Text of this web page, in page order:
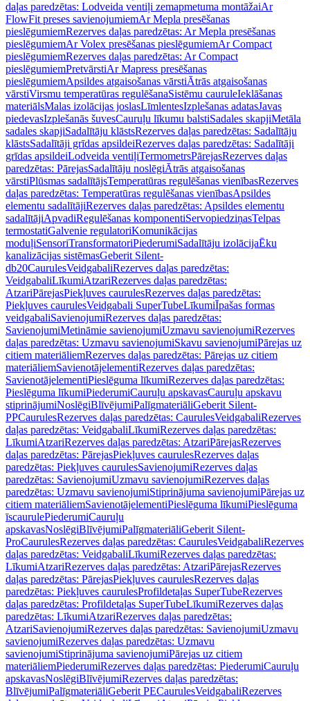
daļas paredzētas: Lodveida ventiļi zemapmetuma montāžaiAr
FlowFit preses savienojumiemAr Mepla presēšanas
pieslēgumiemRezerves daļas paredzētas: Ar Mepla presēšanas
pieslēgumiemAr Volex presēšanas pieslēgumiemAr Compact
pieslēgumiemRezerves daļas paredzētas: Ar Compact
pieslēgumiemPretvārstiAr Mapress presēšanas
pieslēgumiemApsildes atgaisošanas vārstiĀtrās atgaisošanas
vārstiVirsmu temperatūras regulēšanaSistēmu cauruleIeklāšanas
materiālsMalas izolācijas joslasLīmlentesIzplešanas adatasJavas
piedevasIzplešanās šuvesCauruļu līkumu balstiSadales skapjiMetāla
sadales skapjiSadalītāju klāstsRezerves daļas paredzētas: Sadalītāju
klāstsSadalītāji grīdas apsildeiRezerves daļas paredzētas: Sadalītāji
grīdas apsildeiLodveida ventiļiTermometrsPārejasRezerves daļas
paredzētas: PārejasSadalītāju noslēgiĀtrās atgaisošanas
vārstiPlūsmas sadalītājsTemperatūras regulēšanas vienībasRezerves
daļas paredzētas: Temperatūras regulēšanas vienībasApsildes
elementu sadalītājiRezerves daļas paredzētas: Apsildes elementu
sadalītājiApvadiRegulēšanas komponentiServopiedziņasTelpas
termostatiGalvenie regulatoriKomunikācijas
moduļiSensoriTransformatoriPiederumiSadalītāju izolācijaĒku
kanalizācijas sistēmasGeberit Silent-
db20CaurulesVeidgabaliRezerves daļas paredzētas:
VeidgabaliLīkumiAtzariRezerves daļas paredzētas:
AtzariPārejasPiekļuves caurulesRezerves daļas paredzētas:
Piekļuves caurulesVeidgabali SuperTubeLīkumiĪpašas formas
veidgabaliSavienojumiRezerves daļas paredzētas:
SavienojumiMetināmie savienojumiUzmavu savienojumiRezerves
daļas paredzētas: Uzmavu savienojumiSkavu savienojumiPārejas uz
citiem materiāliemRezerves daļas paredzētas: Pārejas uz citiem
materiāliemSavienotājelementiRezerves daļas paredzētas:
SavienotājelementiPieslēguma līkumiRezerves daļas paredzētas:
Pieslēguma līkumiPiederumiCauruļu apskavasCauruļu apskavu
stiprinājumiNoslēgiBlīvējumiPalīgmateriāliGeberit Silent-
PPCaurulesRezerves daļas paredzētas: CaurulesVeidgabaliRezerves
daļas paredzētas: VeidgabaliLīkumiRezerves daļas paredzētas:
LīkumiAtzariRezerves daļas paredzētas: AtzariPārejasRezerves
daļas paredzētas: PārejasPiekļuves caurulesRezerves daļas
paredzētas: Piekļuves caurulesSavienojumiRezerves daļas
paredzētas: SavienojumiUzmavu savienojumiRezerves daļas
paredzētas: Uzmavu savienojumiStiprinājuma savienojumiPārejas uz
citiem materiāliemSavienotājelementiPieslēguma līkumiPieslēguma
īscaurulePiederumiCauruļu
apskavasNoslēgiBlīvējumiPalīgmateriāliGeberit Silent-
ProCaurulesRezerves daļas paredzētas: CaurulesVeidgabaliRezerves
daļas paredzētas: VeidgabaliLīkumiRezerves daļas paredzētas:
LīkumiAtzariRezerves daļas paredzētas: AtzariPārejasRezerves
daļas paredzētas: PārejasPiekļuves caurulesRezerves daļas
paredzētas: Piekļuves caurulesProfildetaļas SuperTubeRezerves
daļas paredzētas: Profildetaļas SuperTubeLīkumiRezerves daļas
paredzētas: LīkumiAtzariRezerves daļas paredzētas:
AtzariSavienojumiRezerves daļas paredzētas: SavienojumiUzmavu
savienojumiRezerves daļas paredzētas: Uzmavu
savienojumiStiprinājuma savienojumiPārejas uz citiem
materiāliemPiederumiRezerves daļas paredzētas: PiederumiCauruļu
apskavasNoslēgiBlīvējumiRezerves daļas paredzētas:
BlīvējumiPalīgmateriāliGeberit PECaurulesVeidgabaliRezerves